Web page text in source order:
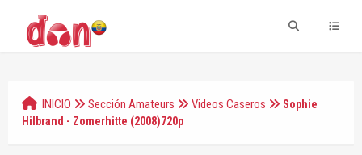
INICIO Sección Amateurs Videos Caseros
Sophie
Hilbrand - Zomerhitte (2008)720p